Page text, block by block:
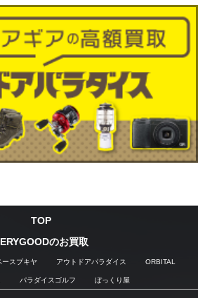
TOP
のお買取
ースブキヤ アウトドアパラダイス ORBITAL
パラダイスゴルフ ぼっくり屋